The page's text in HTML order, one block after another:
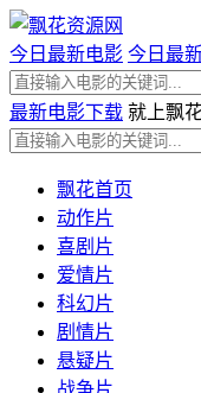
今日最新电影 今日最
最新电影下载 就上飘
飘花首页
动作片
喜剧片
爱情片
科幻片
剧情片
悬疑片
战争片